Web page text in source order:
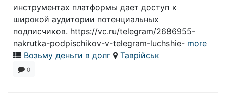
инструментах платформы дает доступ к
широкой аудитории потенциальных
подписчиков. https://vc.ru/telegram/2686955-
nakrutka-podpischikov-v-telegram-luchshie- more
Возьму деньги в долг
Таврійськ
0